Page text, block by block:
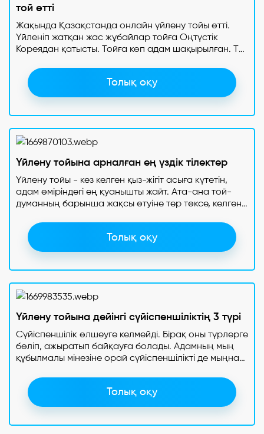
той өтті
Жақында Қазақстанда онлайн үйлену тойы өтті.
Үйленіп жатқан жас жұбайлар тойға Оңтүстік
Кореядан қатысты. Тойға көп адам шақырылған. Тек
Желіде тараған осы видеоға пікір жазғандар бұлай
шығын шығарудың қажеті жоқ еді деп жатыр. Сосын
бұл тойдың Алматы облысына қарасты Ұзынағаш
Толық оқу
Үйлену тойына арналған ең үздік тілектер
Үйлену тойы - кез келген қыз-жігіт асыға күтетін,
адам өміріндегі ең қуанышты жайт. Ата-ана той-
думанның барынша жақсы өтуіне тер төксе, келген
асығады. Десе де аузына сөз түспей, сөз сөйлеуден
қашқақтайтын да жоқ емес. Ойда жоқта асабаның
микрофон ұсынуы ыңғайсыз жағдайға қалдырмас
топтамасын ұсынамыз.
Толық оқу
Үйлену тойына дейінгі сүйіспеншіліктің 3 түрі
Сүйіспеншілік өлшеуге келмейді. Бірақ оны түрлерге
бөліп, ажыратып байқауға болады. Адамның мың
құбылмалы мінезіне орай сүйіспеншілікті де мыңнан
көпшілі сүйіспеншілікті үшке бөліп қарастырады.
Толық оқу